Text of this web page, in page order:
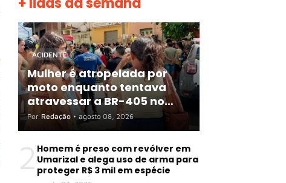
ACIDENTE
Mulher é atropelada por
moto enquanto tentava
atravessar a BR-405 no
Centro de Apodi
Por Redação • agosto 08, 2026
2 Homem é preso com revólver em
Umarizal e alega uso de arma para
proteger R$ 3 mil em espécie